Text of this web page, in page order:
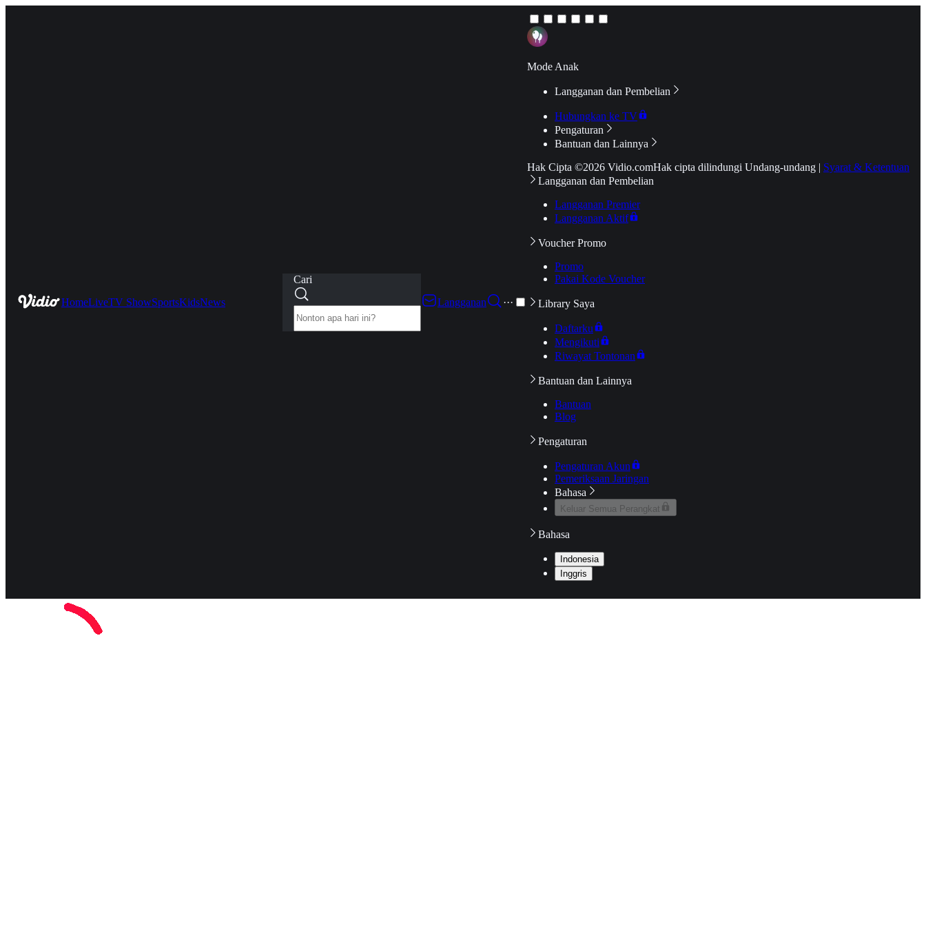
HomeLiveTV ShowSportsKidsNews
Cari
Langganan
···
Mode Anak
Langganan dan Pembelian
Hubungkan ke TV
Pengaturan
Bantuan dan Lainnya
Hak Cipta ©2026 Vidio.comHak cipta dilindungi Undang-undang | Syarat & Ketentuan
Langganan dan Pembelian
Langganan Premier
Langganan Aktif
Voucher Promo
Promo
Pakai Kode Voucher
Library Saya
Daftarku
Mengikuti
Riwayat Tontonan
Bantuan dan Lainnya
Bantuan
Blog
Pengaturan
Pengaturan Akun
Pemeriksaan Jaringan
Bahasa
Keluar Semua Perangkat
Bahasa
Indonesia
Inggris